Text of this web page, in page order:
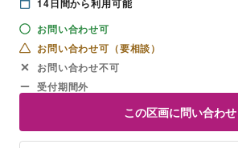
14日間から利用可能
お問い合わせ可
お問い合わせ可（要相談）
お問い合わせ不可
受付期間外
この区画に問い合わせ